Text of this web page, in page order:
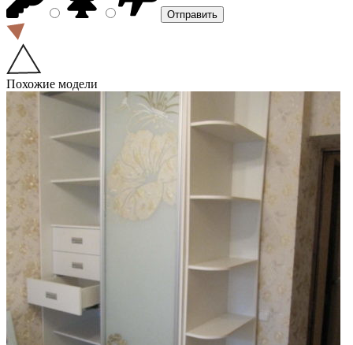
Похожие модели